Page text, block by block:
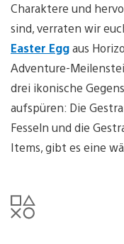
Charaktere und
sind, verraten wir
Easter Eggaus
Adventure-
drei ikonische
aufspüren: Die
Fesseln und die
Items, gibt es eine